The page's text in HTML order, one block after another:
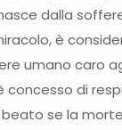
dalla
è
umano caro
concesso di
beato se la